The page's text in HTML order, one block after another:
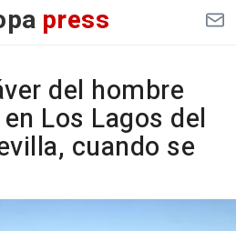
press
del hombre
Los Lagos del
cuando se